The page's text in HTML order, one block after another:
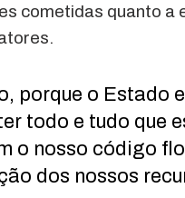
cometidas quanto a
porque o Estado
todo e tudo que
o nosso código
dos nossos